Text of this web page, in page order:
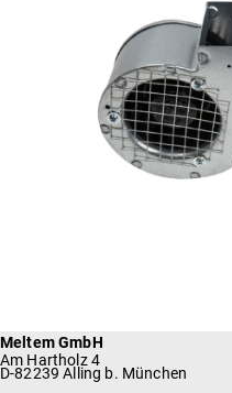
Meltem GmbH
Am Hartholz 4
D-82239 Alling b. München